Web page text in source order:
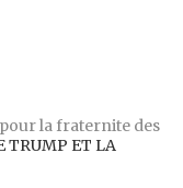
la fraternite des
TRUMP ET LA